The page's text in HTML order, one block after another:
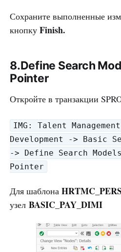
Сохраните выполненные
кнопку Finish.
8.Define Search
Pointer
Откройте в транзакции
IMG: Talent
Development -> Basic
-> Define Search
Pointer
Для шаблона
узел BASIC_PAY_DIMI